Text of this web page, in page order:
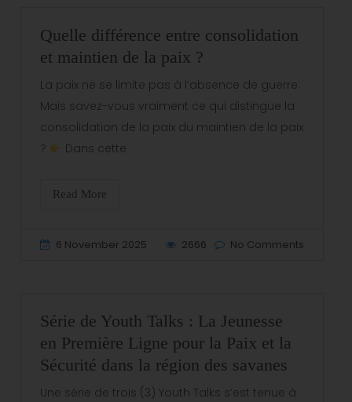
Quelle différence entre consolidation
et maintien de la paix ?
La paix ne se limite pas à l’absence de guerre.
Mais savez-vous vraiment ce qui distingue la
consolidation de la paix du maintien de la paix
?
Dans cette
Read More
6 November 2025 2666 No Comments
Série de Youth Talks : La Jeunesse
en Première Ligne pour la Paix et la
Sécurité dans la région des savanes
Une série de trois (3) Youth Talks s’est tenue à